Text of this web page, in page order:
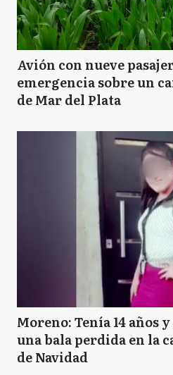
Avión con nueve
emergencia sobre un
de Mar del Plata
Moreno: Tenía 14
una bala perdida en la
de Navidad